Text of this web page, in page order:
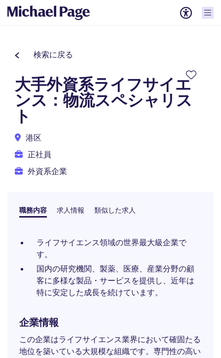
検索に戻る
大手外資系ライフサイエ
ンス：物流スペシャリス
ト
港区
正社員
外資系企業
職務内容 求人情報 類似した求人
ライフサイエンス領域の世界最大級企業で
す。
国内の研究機関、製薬、医療、産業分野の顧
客に多様な製品・サービスを提供し、近年は
特に安定した成長を続けています。
企業情報
この企業はライフサイエンス業界において確固たる
地位を築いている大規模な組織です。専門性の高い